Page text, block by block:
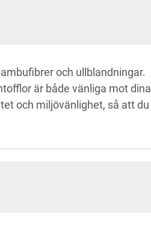
och ullblandningar.
är både vänliga mot dina
och miljövänlighet, så att du